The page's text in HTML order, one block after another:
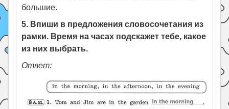
большие.
5. Впиши в предложения словосочетания из
рамки. Время на часах подскажет тебе, какое
из них выбрать.
Ответ: